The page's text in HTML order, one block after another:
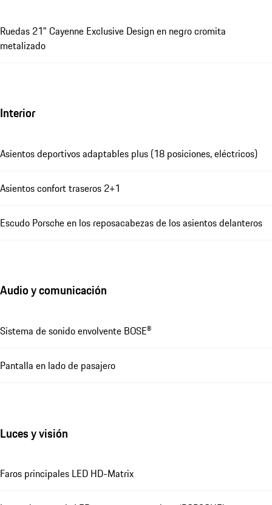
Ruedas 21" Cayenne Exclusive Design en negro cromita
metalizado
Interior
Asientos deportivos adaptables plus (18 posiciones, eléctricos)
Asientos confort traseros 2+1
Escudo Porsche en los reposacabezas de los asientos delanteros
Audio y comunicación
Sistema de sonido envolvente BOSE®
Pantalla en lado de pasajero
Luces y visión
Faros principales LED HD-Matrix